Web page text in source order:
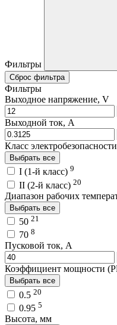
Фильтры
Сброс фильтра
Фильтры
Выходное напряжение, V
Выходной ток, A
Класс электробезопасности
Выбрать все
I (1-й класс) 9
II (2-й класс) 20
Диапазон рабочих
Выбрать все
50 21
70 8
Пусковой ток, A
Коэффициент мощности
Выбрать все
0.5 20
0.95 5
Высота, мм